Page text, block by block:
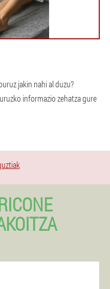
jakin nahi al duzu?
informazio zehatza gure